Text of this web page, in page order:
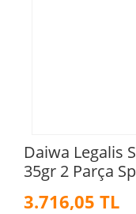
Daiwa Legalis
35gr 2 Parça
3.716,05 TL